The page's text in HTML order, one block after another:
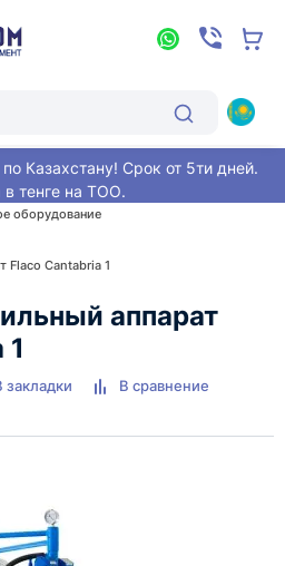
Казахстану! Срок от 5ти дней.
в тенге на ТОО.
оборудование
Cantabria 1
аппарат
закладки
В сравнение